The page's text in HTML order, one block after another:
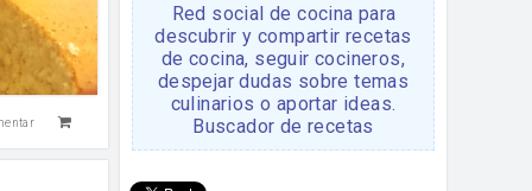
Red social de cocina para
descubrir y compartir recetas
de cocina, seguir cocineros,
despejar dudas sobre temas
culinarios o aportar ideas.
Buscador de recetas